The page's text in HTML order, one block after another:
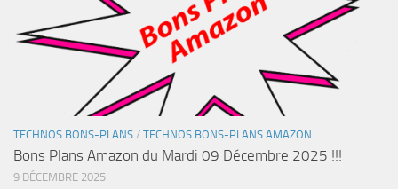
TECHNOS BONS-PLANS / TECHNOS BONS-PLANS AMAZON
Bons Plans Amazon du Mardi 09 Décembre 2025 !!!
9 DÉCEMBRE 2025